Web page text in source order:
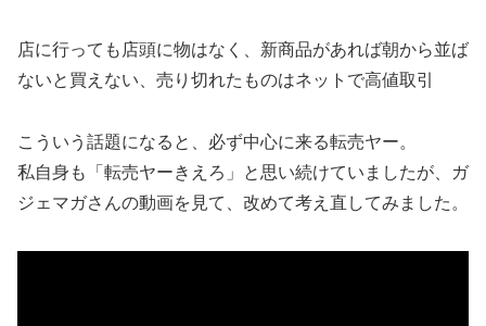
店に行っても店頭に物はなく、新商品があれば朝から並ば
ないと買えない、売り切れたものはネットで高値取引
こういう話題になると、必ず中心に来る転売ヤー。
私自身も「転売ヤーきえろ」と思い続けていましたが、ガ
ジェマガさんの動画を見て、改めて考え直してみました。